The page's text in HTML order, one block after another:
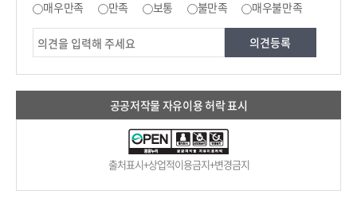
매우만족 만족 보통 불만족 매우불만족
공공저작물 자유이용 허락 표시
출처표시+상업적이용금지+변경금지